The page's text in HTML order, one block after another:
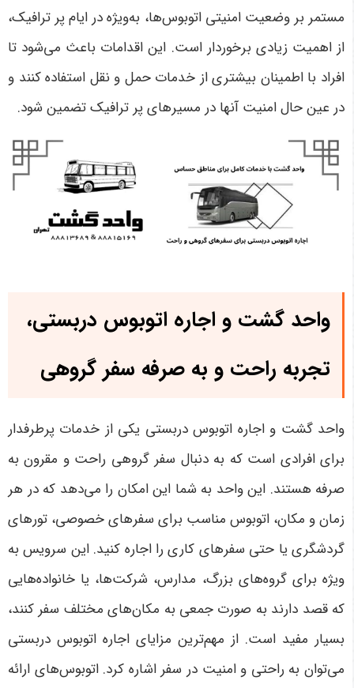
مستمر بر وضعیت امنیتی اتوبوس‌ها، به‌ویژه در ایام پر ترافیک،
از اهمیت زیادی برخوردار است. این اقدامات باعث می‌شود تا
افراد با اطمینان بیشتری از خدمات حمل و نقل استفاده کنند و
در عین حال امنیت آنها در مسیرهای پر ترافیک تضمین شود.
واحد گشت و اجاره اتوبوس دربستی،
تجربه راحت و به صرفه سفر گروهی
واحد گشت و اجاره اتوبوس دربستی یکی از خدمات پرطرفدار
برای افرادی است که به دنبال سفر گروهی راحت و مقرون به
صرفه هستند. این واحد به شما این امکان را می‌دهد که در هر
زمان و مکان، اتوبوس مناسب برای سفرهای خصوصی، تورهای
گردشگری یا حتی سفرهای کاری را اجاره کنید. این سرویس به
ویژه برای گروه‌های بزرگ، مدارس، شرکت‌ها، یا خانواده‌هایی
که قصد دارند به صورت جمعی به مکان‌های مختلف سفر کنند،
بسیار مفید است. از مهم‌ترین مزایای اجاره اتوبوس دربستی
می‌توان به راحتی و امنیت در سفر اشاره کرد. اتوبوس‌های ارائه